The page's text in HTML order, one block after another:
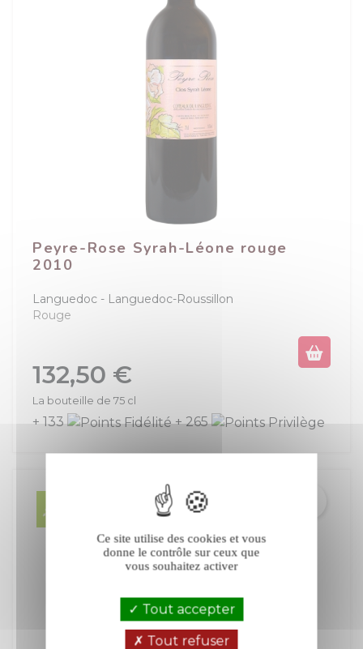
Peyre-Rose Syrah-Léone rouge
2010
Languedoc
Languedoc-Roussillon
Rouge
Prix
132,50 €
La bouteille de 75 cl
+ 133 + 265
Ce site utilise des cookies et vous
donne le contrôle sur ceux que
vous souhaitez activer
Tout accepter
Tout refuser